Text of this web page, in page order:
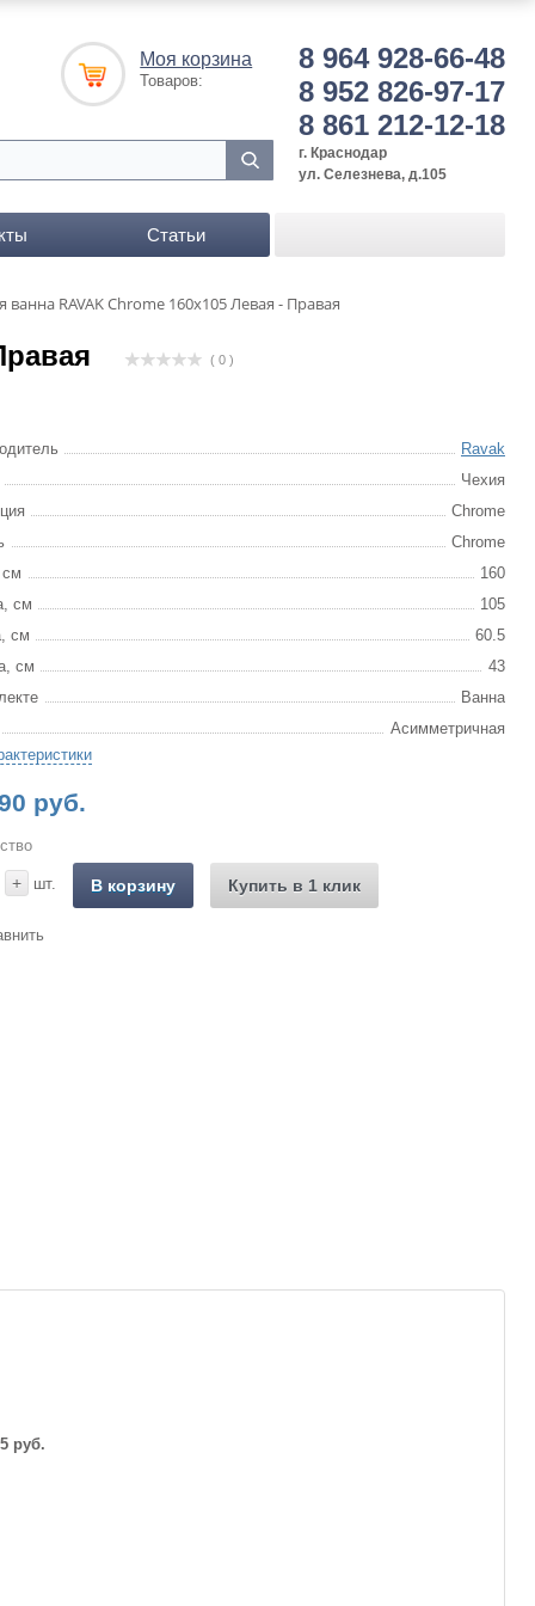
8 964 928-66-48
8 952 826-97-17
8 861 212-12-18
г. Краснодар
ул. Селезнева, д.105
Моя корзина
Товаров:
Статьи
ванна RAVAK Chrome 160х105 Левая - Правая
( 0 )
Ravak
Чехия
Chrome
Chrome
160
см
105
см
60.5
см
43
Ванна
Асимметричная
руб.
+ шт. В корзину Купить в 1 клик
руб.